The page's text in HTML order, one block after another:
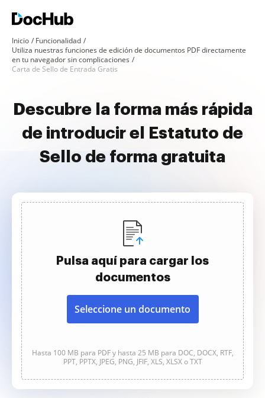
Inicio
Funcionalidad
Utiliza nuestras funciones de edición de documentos PDF directamente
en tu navegador sin complicaciones
Carta de Sello de Entrada Gratis
Descubre la forma más rápida
de introducir el Estatuto de
Sello de forma gratuita
Pulsa aquí para cargar los
documentos
Seleccione un documento
Hasta 100 MB para PDF y hasta 25 MB para DOC, DOCX, RTF,
PPT, PPTX, JPEG, PNG, JFIF, XLS, XLSX o TXT